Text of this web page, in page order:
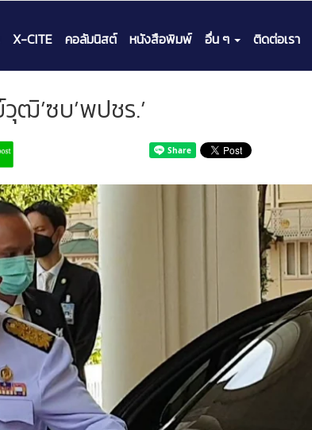
X-CITE คอลัมนิสต์ หนังสือพิมพ์ อื่น ๆ ติดต่อเรา
ฒิ’ซบ’พปชร.’